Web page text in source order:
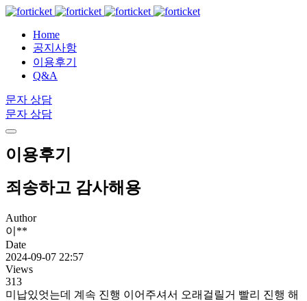
Home
공지사항
이용후기
Q&A
문자 상담
문자 상담
이용후기
죄송하고 감사해용
Author
이**
Date
2024-09-07 22:57
Views
313
미납있엇는데 계속 진행 이어주셔서 오래걸릴거 빨리 진행 해